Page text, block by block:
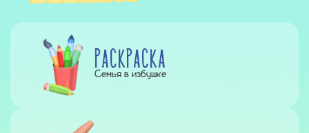
РАСКРАСКА
Семья в избушке